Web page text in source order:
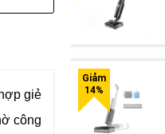
giẻ
công